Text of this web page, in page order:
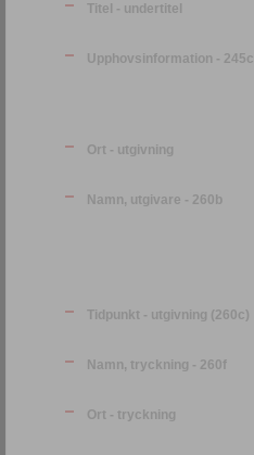
Titel - undertitel
Upphovsinformation - 245c
Ort - utgivning
Namn, utgivare - 260b
Tidpunkt - utgivning (260c)
Namn, tryckning - 260f
Ort - tryckning